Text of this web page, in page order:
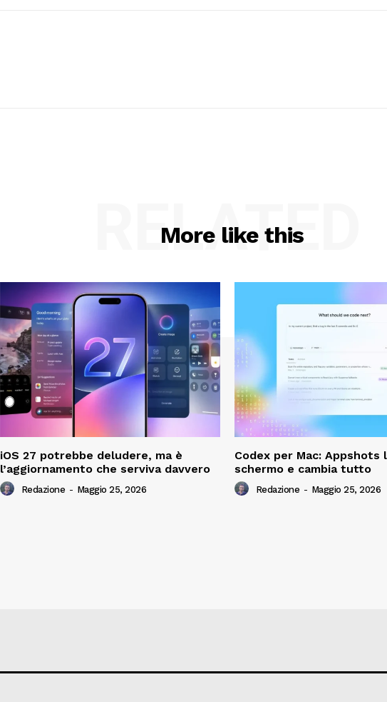
More like this
RELATED
iOS 27 potrebbe deludere, ma è
l’aggiornamento che serviva davvero
Redazione - Maggio 25, 2026
Codex per Mac: Appshots
schermo e cambia tutto
Redazione - Maggio 25, 2026